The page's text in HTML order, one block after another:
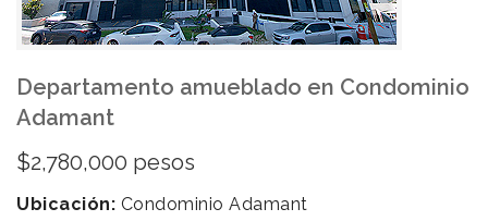
Departamento amueblado en Condominio
Adamant
$2,780,000 pesos
Ubicación: Condominio Adamant